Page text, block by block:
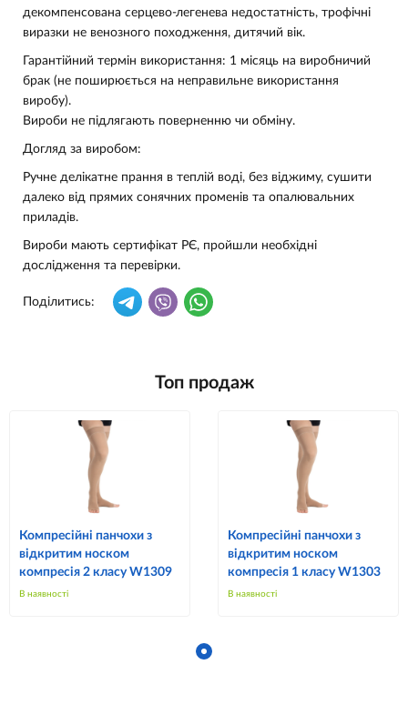
декомпенсована серцево-легенева недостатність, трофічні
виразки не венозного походження, дитячий вік.
Гарантійний термін використання: 1 місяць на виробничий
брак (не поширюється на неправильне використання
виробу).
Вироби не підлягають поверненню чи обміну.
Догляд за виробом:
Ручне делікатне прання в теплій воді, без віджиму, сушити
далеко від прямих сонячних променів та опалювальних
приладів.
Вироби мають сертифікат РЄ, пройшли необхідні
дослідження та перевірки.
Поділитись:
Топ продаж
Компресійні панчохи з
відкритим носком
компресія 2 класу W1309
В наявності
Компресійні панчохи з
відкритим носком
компресія 1 класу W1303
В наявності